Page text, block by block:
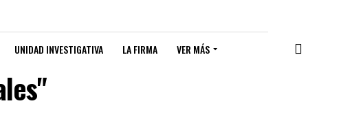
UNIDAD INVESTIGATIVA LA FIRMA VER MÁS